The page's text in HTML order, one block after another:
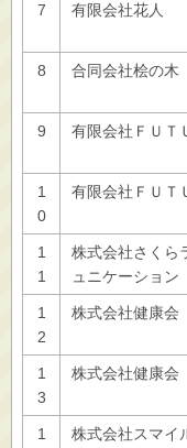
7 有限会社花人
8 合同会社桧の木
9 有限会社ＦＵＴ
1
0
有限会社ＦＵＴ
1
1
株式会社さくら
ュニケーション
1
2
株式会社健康会
1
3
株式会社健康会
1
株式会社スマイ